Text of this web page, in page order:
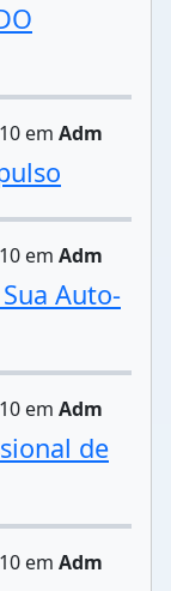
em Adm
em Adm
Auto-
em Adm
de
em Adm